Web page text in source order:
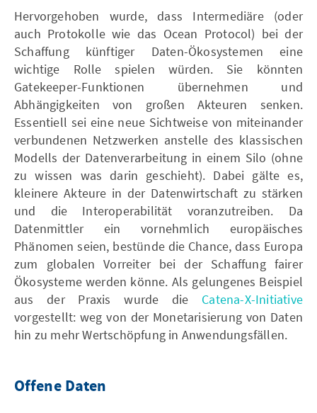
Hervorgehoben wurde, dass Intermediäre (oder
auch Protokolle wie das Ocean Protocol) bei der
Schaffung künftiger Daten-Ökosystemen eine
wichtige Rolle spielen würden. Sie könnten
Gatekeeper-Funktionen übernehmen und
Abhängigkeiten von großen Akteuren senken.
Essentiell sei eine neue Sichtweise von miteinander
verbundenen Netzwerken anstelle des klassischen
Modells der Datenverarbeitung in einem Silo (ohne
zu wissen was darin geschieht). Dabei gälte es,
kleinere Akteure in der Datenwirtschaft zu stärken
und die Interoperabilität voranzutreiben. Da
Datenmittler ein vornehmlich europäisches
Phänomen seien, bestünde die Chance, dass Europa
zum globalen Vorreiter bei der Schaffung fairer
Ökosysteme werden könne. Als gelungenes Beispiel
aus der Praxis wurde die Catena-X-Initiative
vorgestellt: weg von der Monetarisierung von Daten
hin zu mehr Wertschöpfung in Anwendungsfällen.
Offene Daten